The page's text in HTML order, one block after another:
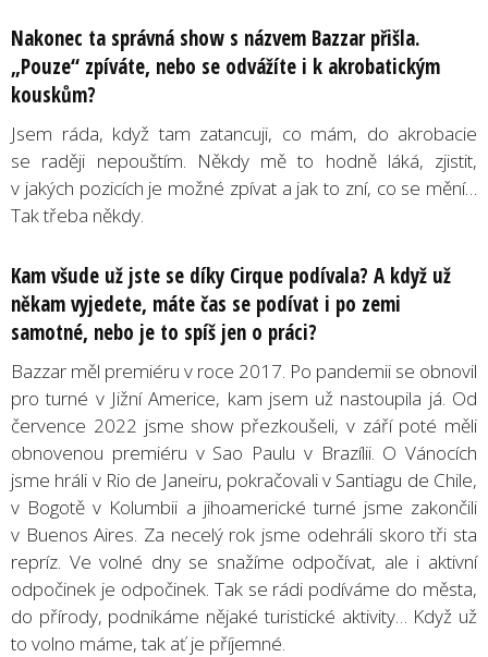
Nakonec ta správná show s názvem Bazzar přišla.
„Pouze“ zpíváte, nebo se odvážíte i k akrobatickým
kouskům?
Jsem ráda, když tam zatancuji, co mám, do akrobacie
se raději nepouštím. Někdy mě to hodně láká, zjistit,
v jakých pozicích je možné zpívat a jak to zní, co se mění…
Tak třeba někdy.
Kam všude už jste se díky Cirque podívala? A když už
někam vyjedete, máte čas se podívat i po zemi
samotné, nebo je to spíš jen o práci?
Bazzar měl premiéru v roce 2017. Po pandemii se obnovil
pro turné v Jižní Americe, kam jsem už nastoupila já. Od
července 2022 jsme show přezkoušeli, v září poté měli
obnovenou premiéru v Sao Paulu v Brazílii. O Vánocích
jsme hráli v Rio de Janeiru, pokračovali v Santiagu de Chile,
v Bogotě v Kolumbii a jihoamerické turné jsme zakončili
v Buenos Aires. Za necelý rok jsme odehráli skoro tři sta
repríz. Ve volné dny se snažíme odpočívat, ale i aktivní
odpočinek je odpočinek. Tak se rádi podíváme do města,
do přírody, podnikáme nějaké turistické aktivity… Když už
to volno máme, tak ať je příjemné.